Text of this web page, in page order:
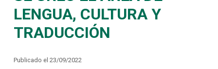
LENGUA, CULTURA Y
TRADUCCIÓN
Publicado el 23/09/2022